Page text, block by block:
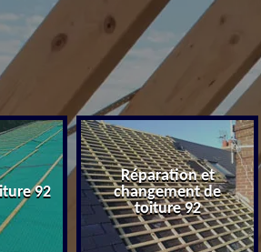
92
Réparation et
changement de
toiture 92